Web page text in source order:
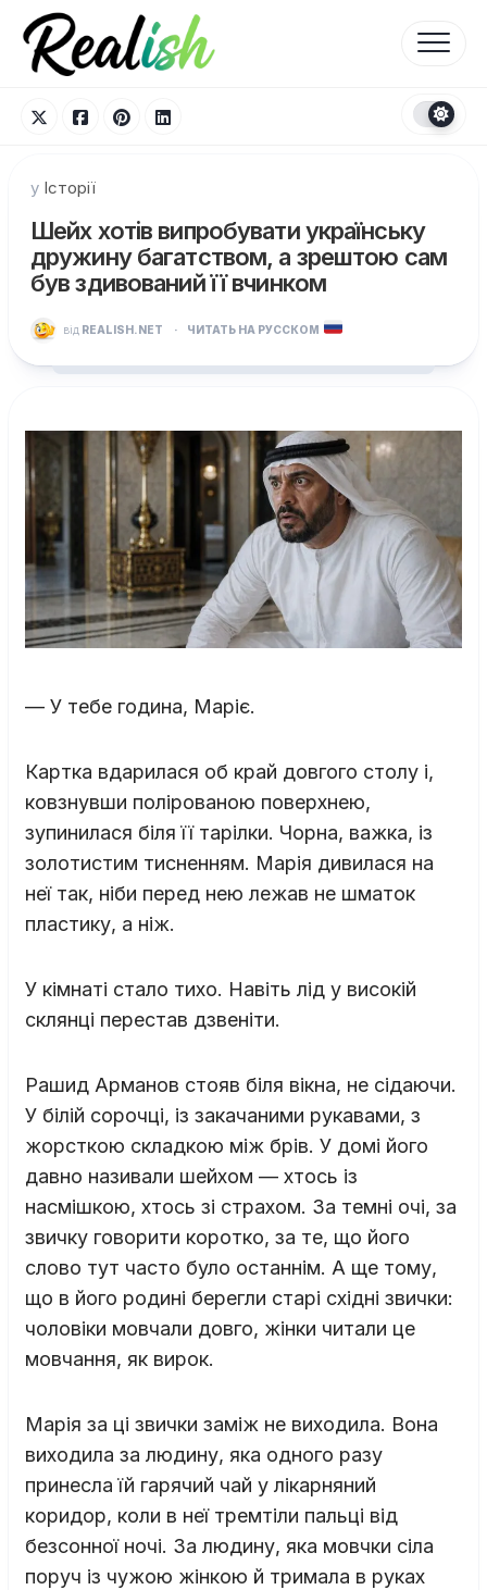
Перейти
вмісту
у Історії
Шейх хотів випробувати українську
дружину багатством, а зрештою сам
був здивований її вчинком
від REALISH.NET · ЧИТАТЬ НА РУССКОМ
— У тебе година, Маріє.
Картка вдарилася об край довгого столу і,
ковзнувши полірованою поверхнею,
зупинилася біля її тарілки. Чорна, важка, із
золотистим тисненням. Марія дивилася на
неї так, ніби перед нею лежав не шматок
пластику, а ніж.
У кімнаті стало тихо. Навіть лід у високій
склянці перестав дзвеніти.
Рашид Арманов стояв біля вікна, не сідаючи.
У білій сорочці, із закачаними рукавами, з
жорсткою складкою між брів. У домі його
давно називали шейхом — хтось із
насмішкою, хтось зі страхом. За темні очі, за
звичку говорити коротко, за те, що його
слово тут часто було останнім. А ще тому,
що в його родині берегли старі східні звички:
чоловіки мовчали довго, жінки читали це
мовчання, як вирок.
Марія за ці звички заміж не виходила. Вона
виходила за людину, яка одного разу
принесла їй гарячий чай у лікарняний
коридор, коли в неї тремтіли пальці від
безсонної ночі. За людину, яка мовчки сіла
поруч із чужою жінкою й тримала в руках